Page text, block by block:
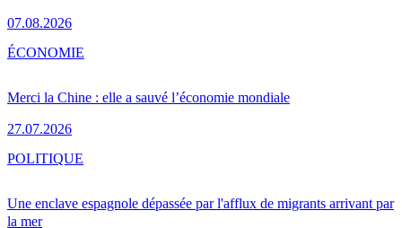
07.08.2026
Merci la Chine : elle a sauvé l’économie mondiale
27.07.2026
ÉCONOMIE
Une enclave espagnole dépassée par l'afflux de migrants arrivant par
la mer
POLITIQUE